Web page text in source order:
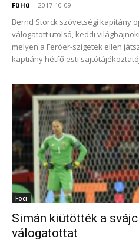
FüHü - 2017-10-09
Bernd Storck szövetségi kapitány
válogatott utolsó, keddi
melyen a Feröer-szigetek ellen
kaptiány hétfő esti
Foci
Simán kiütötték a
válogatottat